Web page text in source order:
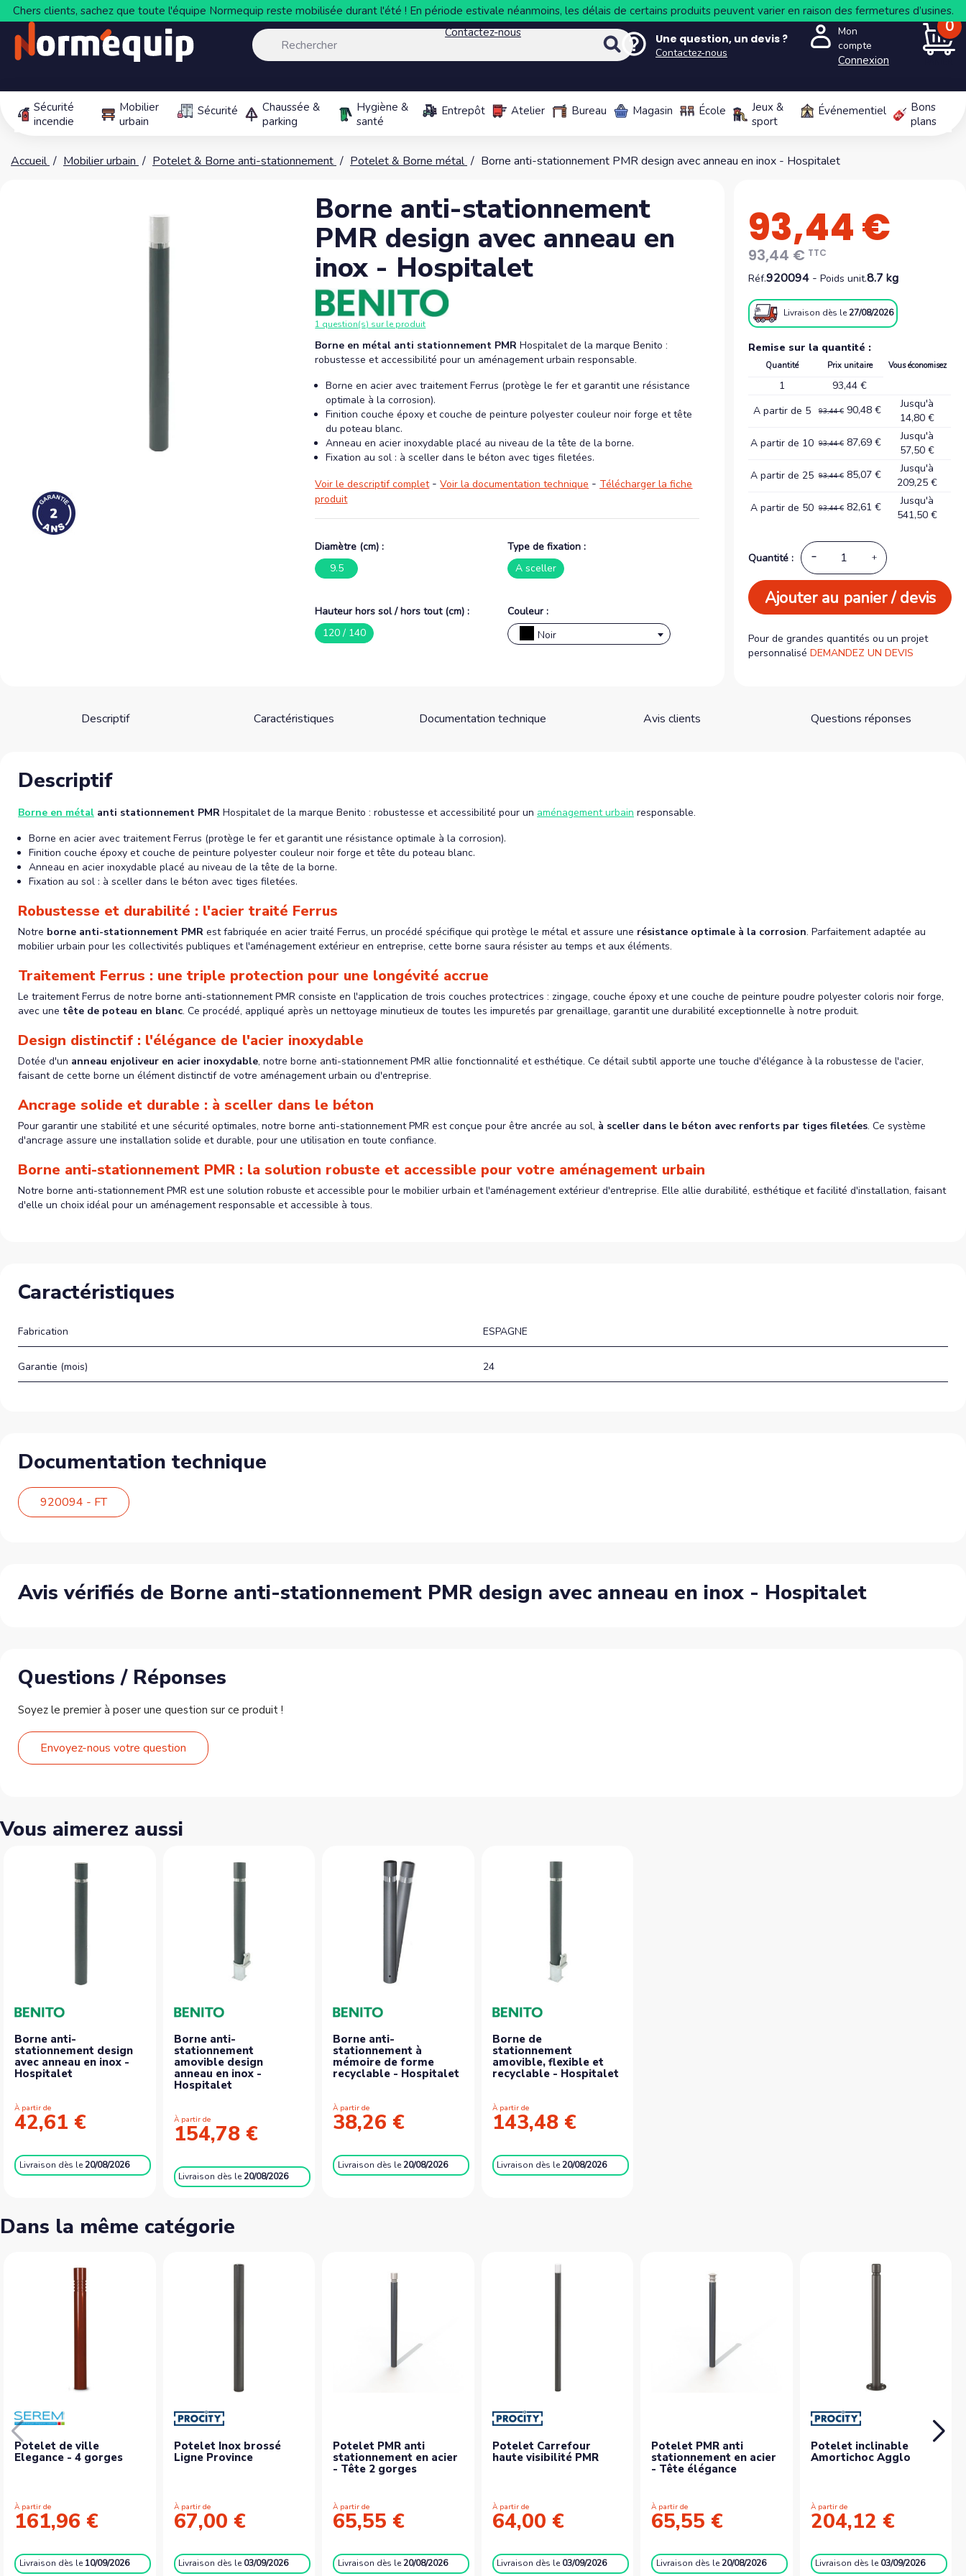
Chers clients, sachez que toute l'équipe Normequip reste mobilisée durant l'été ! En période estivale néanmoins, les délais de certains produits peuvent varier en raison des fermetures d’usines.
Contactez-nous
Une question, un devis ?
Contactez-nous
Mon
compte
Connexion
0
Sécurité
incendie
Mobilier
urbain
Sécurité
Chaussée &
parking
Hygiène &
santé
Entrepôt Atelier Bureau Magasin École
Jeux &
sport
Événementiel
Bons
plans
Accueil Mobilier urbain Potelet & Borne anti-stationnement Potelet & Borne métal Borne anti-stationnement PMR design avec anneau en inox - Hospitalet
Borne anti-stationnement
PMR design avec anneau en
inox - Hospitalet
1 question(s) sur le produit
Borne en métal anti stationnement PMR Hospitalet de la marque Benito :
robustesse et accessibilité pour un aménagement urbain responsable.
Borne en acier avec traitement Ferrus (protège le fer et garantit une résistance
optimale à la corrosion).
Finition couche époxy et couche de peinture polyester couleur noir forge et tête
du poteau blanc.
Anneau en acier inoxydable placé au niveau de la tête de la borne.
Fixation au sol : à sceller dans le béton avec tiges filetées.
Voir le descriptif complet-Voir la documentation technique - Télécharger la fiche
produit
Diamètre (cm) :
9.5
Type de fixation :
A sceller
Hauteur hors sol / hors tout (cm) :
120 / 140
Couleur :
Noir
93,44 €
93,44 € TTC
Réf.920094 -Poids unit.8.7 kg
Livraison dès le27/08/2026
Remise sur la quantité :
Quantité Prix unitaire Vous économisez
1
93,44 €
A partir de 5
93,44 €90,48 €
Jusqu'à
14,80 €
A partir de 10 93,44 €87,69 €
Jusqu'à
57,50 €
A partir de 25 93,44 €85,07 €
Jusqu'à
209,25 €
A partir de 50 93,44 €82,61 €
Jusqu'à
541,50 €
Quantité :
Ajouter au panier / devis
Pour de grandes quantités ou un projet
personnaliséDEMANDEZ UN DEVIS
Descriptif Caractéristiques Documentation technique Avis clients Questions réponses
Descriptif
Borne en métal anti stationnement PMR Hospitalet de la marque Benito : robustesse et accessibilité pour un aménagement urbain responsable.
Borne en acier avec traitement Ferrus (protège le fer et garantit une résistance optimale à la corrosion).
Finition couche époxy et couche de peinture polyester couleur noir forge et tête du poteau blanc.
Anneau en acier inoxydable placé au niveau de la tête de la borne.
Fixation au sol : à sceller dans le béton avec tiges filetées.
Robustesse et durabilité : l'acier traité Ferrus
Notre borne anti-stationnement PMR est fabriquée en acier traité Ferrus, un procédé spécifique qui protège le métal et assure une résistance optimale à la corrosion. Parfaitement adaptée au
mobilier urbain pour les collectivités publiques et l'aménagement extérieur en entreprise, cette borne saura résister au temps et aux éléments.
Traitement Ferrus : une triple protection pour une longévité accrue
Le traitement Ferrus de notre borne anti-stationnement PMR consiste en l'application de trois couches protectrices : zingage, couche époxy et une couche de peinture poudre polyester coloris noir forge,
avec une tête de poteau en blanc. Ce procédé, appliqué après un nettoyage minutieux de toutes les impuretés par grenaillage, garantit une durabilité exceptionnelle à notre produit.
Design distinctif : l'élégance de l'acier inoxydable
Dotée d'un anneau enjoliveur en acier inoxydable, notre borne anti-stationnement PMR allie fonctionnalité et esthétique. Ce détail subtil apporte une touche d'élégance à la robustesse de l'acier,
faisant de cette borne un élément distinctif de votre aménagement urbain ou d'entreprise.
Ancrage solide et durable : à sceller dans le béton
Pour garantir une stabilité et une sécurité optimales, notre borne anti-stationnement PMR est conçue pour être ancrée au sol, à sceller dans le béton avec renforts par tiges filetées. Ce système
d'ancrage assure une installation solide et durable, pour une utilisation en toute confiance.
Borne anti-stationnement PMR : la solution robuste et accessible pour votre aménagement urbain
Notre borne anti-stationnement PMR est une solution robuste et accessible pour le mobilier urbain et l'aménagement extérieur d'entreprise. Elle allie durabilité, esthétique et facilité d'installation, faisant
d'elle un choix idéal pour un aménagement responsable et accessible à tous.
Caractéristiques
Fabrication ESPAGNE
Garantie (mois) 24
Documentation technique
920094 - FT
Avis vérifiés de Borne anti-stationnement PMR design avec anneau en inox - Hospitalet
Questions / Réponses
Soyez le premier à poser une question sur ce produit !
Envoyez-nous votre question
Vous aimerez aussi
Borne anti-
stationnement design
avec anneau en inox -
Hospitalet
À partir de
42,61 €
Livraison dès le20/08/2026
Borne anti-
stationnement
amovible design
anneau en inox -
Hospitalet
À partir de
154,78 €
Livraison dès le20/08/2026
Borne anti-
stationnement à
mémoire de forme
recyclable - Hospitalet
À partir de
38,26 €
Livraison dès le20/08/2026
Borne de
stationnement
amovible, flexible et
recyclable - Hospitalet
À partir de
143,48 €
Livraison dès le20/08/2026
Dans la même catégorie
Potelet de ville
Elegance - 4 gorges
À partir de
161,96 €
Livraison dès le 10/09/2026
Potelet Inox brossé
Ligne Province
À partir de
67,00 €
Livraison dès le 03/09/2026
Potelet PMR anti
stationnement en acier
- Tête 2 gorges
À partir de
65,55 €
Livraison dès le20/08/2026
Potelet Carrefour
haute visibilité PMR
À partir de
64,00 €
Livraison dès le 03/09/2026
Potelet PMR anti
stationnement en acier
- Tête élégance
À partir de
65,55 €
Livraison dès le20/08/2026
Potelet inclinable
Amortichoc Agglo
À partir de
204,12 €
Livraison dès le 03/09/2026